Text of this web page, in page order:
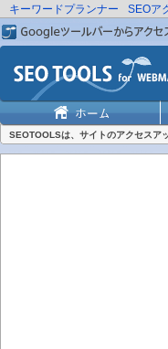
キーワードプランナー SEOア
SEOTOOLSは、サイトのアクセスア